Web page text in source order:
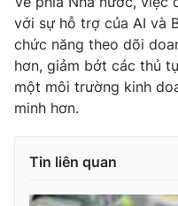
với sự hỗ trợ của AI và
chức năng theo dõi
hơn, giảm bớt các thủ
một môi trường kinh
minh hơn.
Tin liên quan